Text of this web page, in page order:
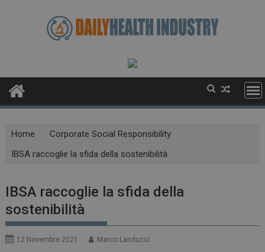
Home
Corporate Social Responsibility
IBSA raccoglie la sfida della sostenibilità
IBSA raccoglie la sfida della
sostenibilità
12 Novembre 2021 Marco Landucci